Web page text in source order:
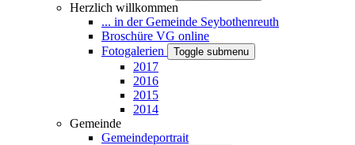
Herzlich willkommen
... in der Gemeinde Seybothenreuth
Broschüre VG online
Fotogalerien
Toggle submenu
2017
2016
2015
2014
Gemeinde
Gemeindeportrait